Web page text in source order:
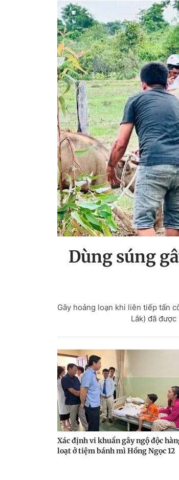
Dùng súng
Gây hoảng loạn khi liên tiếp tấn
Lắk) đã
Xác định vi khuẩn gây ngộ độc
loạt ở tiệm bánh mì Hồng Ngọc 12